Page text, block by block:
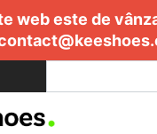
web este de